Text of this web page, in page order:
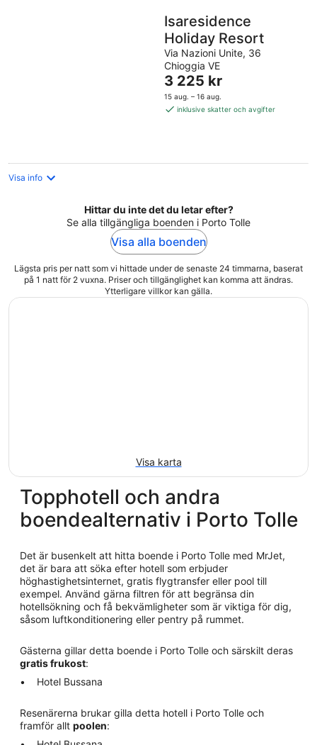
Isaresidence
Holiday Resort
Via Nazioni Unite, 36
Chioggia VE
Priset
är
3 225 kr
3 225 kr
15 aug. – 16 aug.
inklusive skatter och avgifter
Visa info
Hittar du inte det du letar efter?
Se alla tillgängliga boenden i Porto Tolle
Visa alla boenden
Lägsta pris per natt som vi hittade under de senaste 24 timmarna, baserat
på 1 natt för 2 vuxna. Priser och tillgänglighet kan komma att ändras.
Ytterligare villkor kan gälla.
Visa karta
Topphotell och andra
boendealternativ i Porto Tolle
Det är busenkelt att hitta boende i Porto Tolle med MrJet,
det är bara att söka efter hotell som erbjuder
höghastighetsinternet, gratis flygtransfer eller pool till
exempel. Använd gärna filtren för att begränsa din
hotellsökning och få bekvämligheter som är viktiga för dig,
såsom luftkonditionering eller pentry på rummet.
Gästerna gillar detta boende i Porto Tolle och särskilt deras
gratis frukost:
Hotel Bussana
Resenärerna brukar gilla detta hotell i Porto Tolle och
framför allt poolen: